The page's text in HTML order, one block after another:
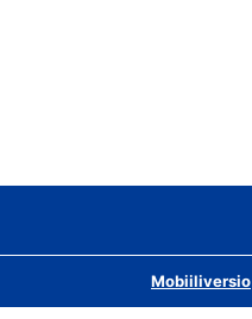
Mobiiliversio